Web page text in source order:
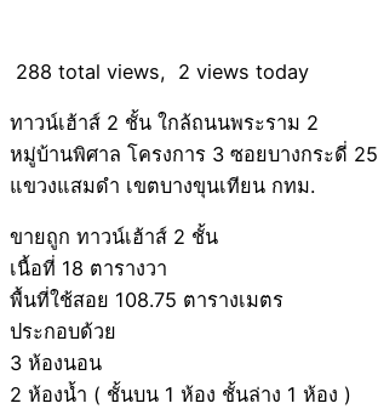
288 total views, 2 views today
ทาวน์เฮ้าส์ 2 ชั้น ใกล้ถนนพระราม 2
หมู่บ้านพิศาล โครงการ 3 ซอยบางกระดี่ 25
แขวงแสมดำ เขตบางขุนเทียน กทม.
ขายถูก ทาวน์เฮ้าส์ 2 ชั้น
เนื้อที่ 18 ตารางวา
พื้นที่ใช้สอย 108.75 ตารางเมตร
ประกอบด้วย
3 ห้องนอน
2 ห้องน้ำ ( ชั้นบน 1 ห้อง ชั้นล่าง 1 ห้อง )